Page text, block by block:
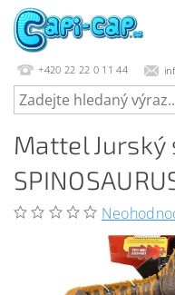
+420 22 22 0 11 44
Mattel Jurský